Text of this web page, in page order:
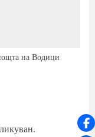
на Водици